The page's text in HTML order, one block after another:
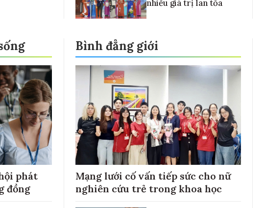
nhiều giá trị lan tỏa
phát
đồng
Bình đẳng giới
Mạng lưới cố vấn tiếp sức cho nữ
nghiên cứu trẻ trong khoa học